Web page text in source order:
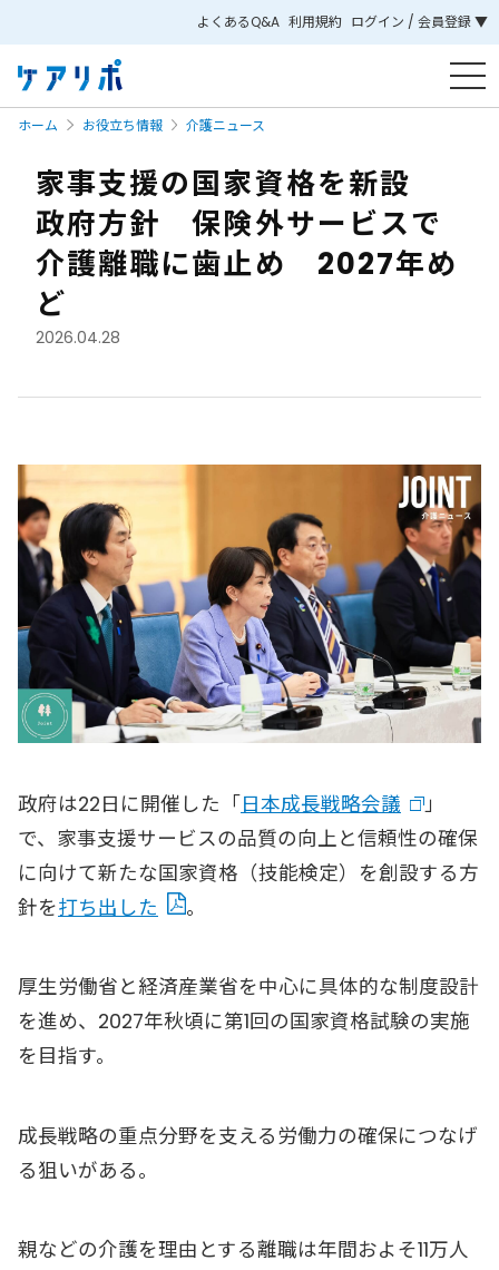
よくあるQ&A 利用規約 ログイン / 会員登録 ▼
ホーム お役立ち情報 介護ニュース
家事支援の国家資格を新設
政府方針 保険外サービスで
介護離職に歯止め 2027年め
ど
2026.04.28
政府は22日に開催した「日本成長戦略会議
」
で、家事支援サービスの品質の向上と信頼性の確保
に向けて新たな国家資格（技能検定）を創設する方
針を打ち出した 。
厚生労働省と経済産業省を中心に具体的な制度設計
を進め、2027年秋頃に第1回の国家資格試験の実施
を目指す。
成長戦略の重点分野を支える労働力の確保につなげ
る狙いがある。
親などの介護を理由とする離職は年間およそ11万人